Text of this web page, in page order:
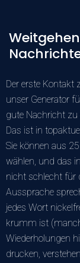
Der erste Kontakt
unser Generator
gute Nachricht zu
Das ist in
Sie können aus
wählen, und das
nicht schlecht für
Aussprache
jedes Wort
krumm ist
Wiederholungen
drucken, verstehen